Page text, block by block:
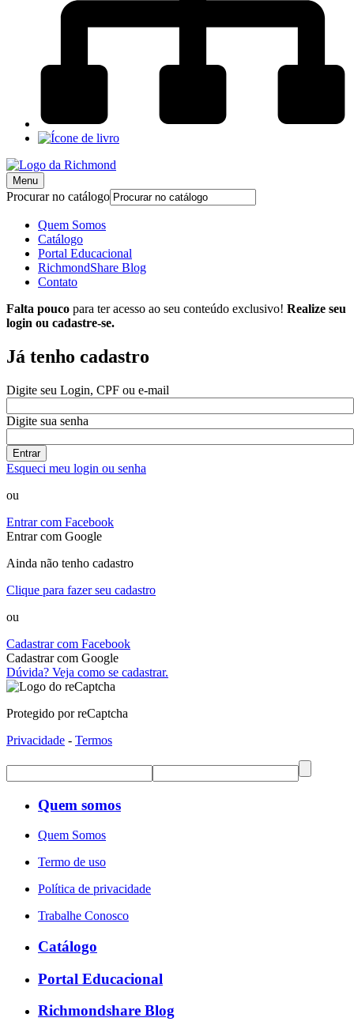
Menu
Procurar no catálogo
Quem Somos
Catálogo
Portal Educacional
RichmondShare Blog
Contato
Falta pouco para ter acesso ao seu conteúdo exclusivo! Realize seu
login ou cadastre-se.
Já tenho cadastro
Digite seu Login, CPF ou e-mail
Digite sua senha
Entrar
Esqueci meu login ou senha
ou
Entrar com Facebook
Entrar com Google
Ainda não tenho cadastro
Clique para fazer seu cadastro
ou
Cadastrar com Facebook
Cadastrar com Google
Dúvida? Veja como se cadastrar.
Protegido por reCaptcha
Privacidade - Termos
Quem somos
Quem Somos
Termo de uso
Política de privacidade
Trabalhe Conosco
Catálogo
Portal Educacional
Richmondshare Blog